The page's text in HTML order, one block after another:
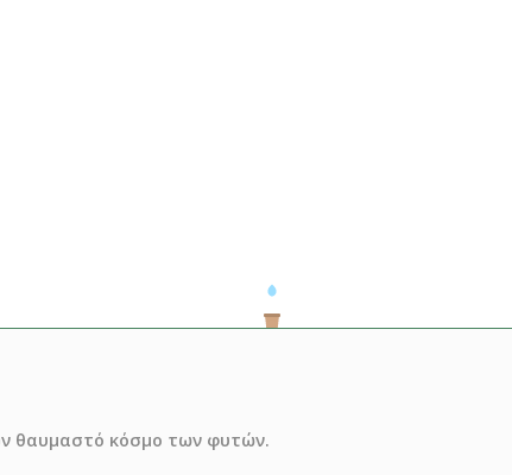
θαυμαστό κόσμο των φυτών.